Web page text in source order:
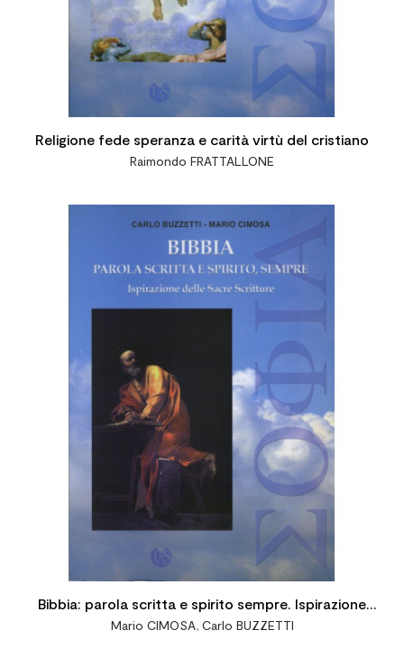
Religione fede speranza e carità virtù del cristiano
Raimondo FRATTALLONE
Bibbia: parola scritta e spirito sempre. Ispirazione
delle Sacre Scritture
Mario CIMOSA, Carlo BUZZETTI